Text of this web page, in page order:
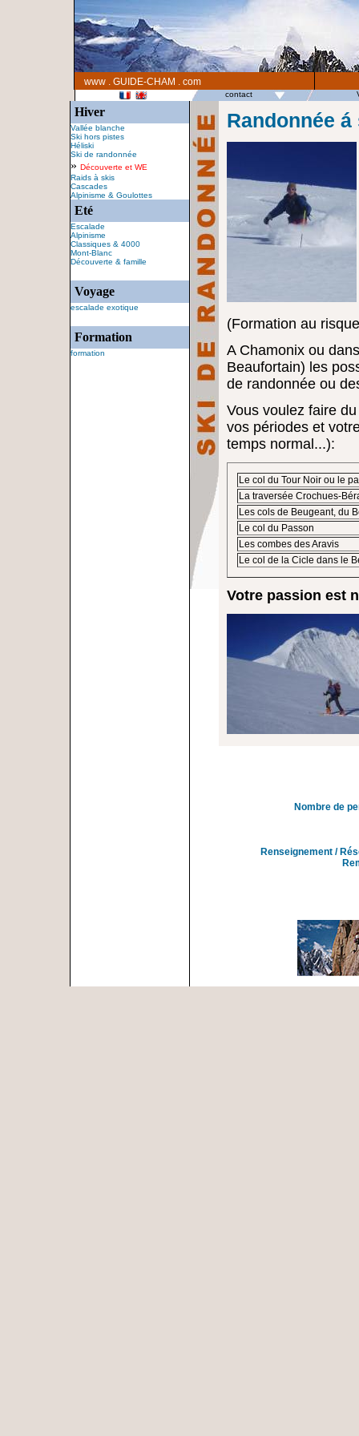
www . GUIDE-CHAM . com
contact
Hiver
Vallée blanche
Ski hors pistes
Héliski
Ski de randonnée
» Découverte et WE
Raids à skis
Cascades
Alpinisme & Goulottes
Eté
Escalade
Alpinisme
Classiques & 4000
Mont-Blanc
Découverte & famille
Voyage
escalade exotique
Formation
formation
Randonnée á
(Formation au
A Chamonix ou
Beaufortain) les
de randonnée ou
Vous voulez faire
vos périodes et
temps normal...):
Le col du Tour Noir ou le
La traversée Crochues-
Les cols de Beugeant, du
Le col du Passon
Les combes des Aravis
Le col de la Cicle dans le
Votre passion est
Nombre de
Renseignement /